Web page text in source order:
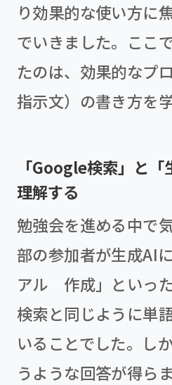
り効果的な使い方に
でいきました。ここ
たのは、効果的なプ
指示文）の書き方を
「Google検索」と
理解する
勉強会を進める中で
部の参加者が生成AI
アル 作成」といっ
検索と同じように単
いることでした。し
うような回答が得ら